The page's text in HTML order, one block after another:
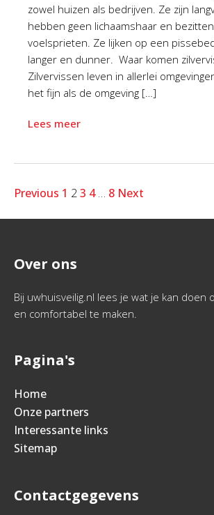
zowel huizen als bedrijven. Ze zijn
hebben geen lichaamshaar en
voelsprieten. Ze lijken op een
langer en dunner. Waar komen
Zilvervissen leven in allerlei
het fijn als de omgeving […]
Lees meer
Previous 1 23 4 … 8 Next
Over ons
Bij uwhuisveilig.nl lees je wat je kan doen
en comfortabel te maken.
Pagina's
Home
Onze partners
Interessante links
Sitemap
Contactgegevens